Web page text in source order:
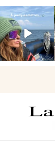
Voir une baleine
en photo, c’est
impressionnant
🐋...